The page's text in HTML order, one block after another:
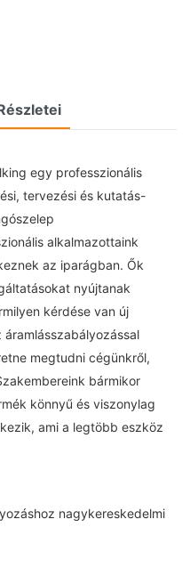
egy professzionális
tervezési és kutatás-
alkalmazottaink
az iparágban. Ők
nyújtanak
kérdése van új
megtudni cégünkről,
bármikor
könnyű és viszonylag
ami a legtöbb eszköz